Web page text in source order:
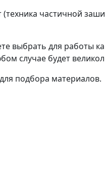
частичной
выбрать для работы
случае будет
подбора материалов.